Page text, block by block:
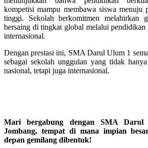
kompetisi mampu membawa siswa menuju
tinggi. Sekolah berkomitmen melahirkan
bersaing di tingkat global melalui
internasional.
Dengan prestasi ini, SMA Darul Ulum 1
sebagai sekolah unggulan yang tidak
nasional, tetapi juga internasional.
Mari bergabung dengan SMA
Jombang, tempat di mana impian
depan gemilang dibentuk!